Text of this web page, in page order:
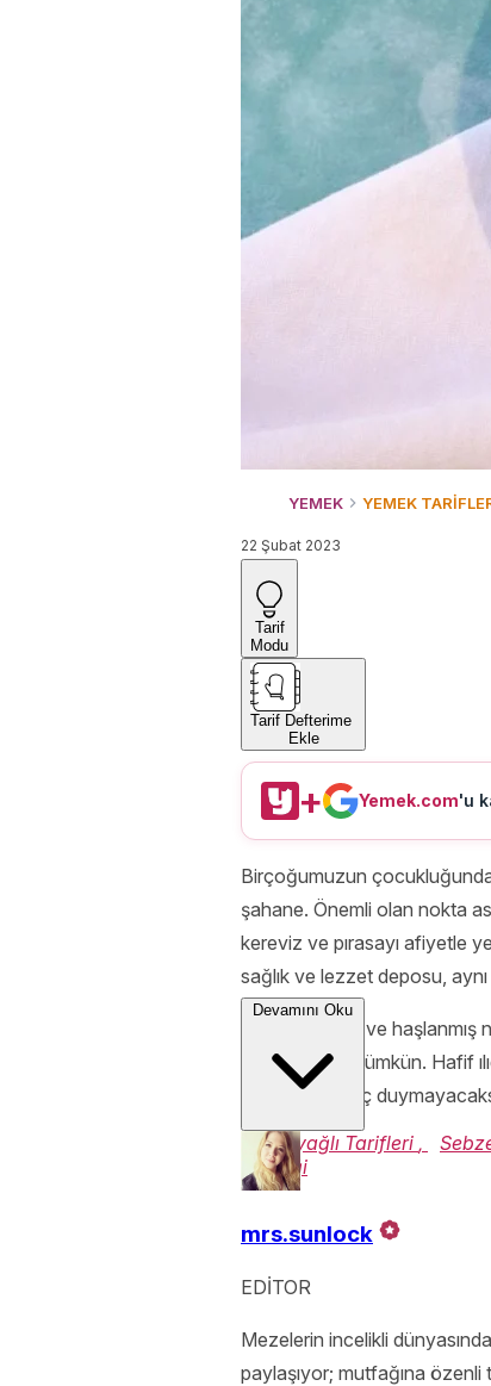
YEMEK YEMEK
22 Şubat 2023
Tarif
Modu
Tarif Defterime
Ekle
+ Yemek.com'u
Birçoğumuzun
şahane. Önemli olan nokta
kereviz ve pırasayı afiyetle
sağlık ve lezzet deposu,
İçerisine pirinç ve
dengelemek mümkün. Hafif
yemeğe ihtiyaç
Zeytinyağlı Tarifleri ,
Yemeği
Devamını Oku
mrs.sunlock
EDİTOR
Mezelerin incelikli
paylaşıyor; mutfağına